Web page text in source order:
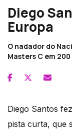
Diego
Europa
O nadador do
Masters C em
Diego Santos
pista curta, que